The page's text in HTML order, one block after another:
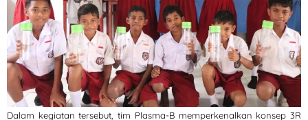
Dalam kegiatan tersebut, tim Plasma-B memperkenalkan konsep 3R